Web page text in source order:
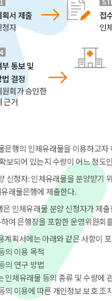
서 제출
자
접
인
통보 및
결정
회가 승인한
근거
은행의 인체유래물을 이용하고
보되어 있는지 수량이 어느 정도
신청자: 인체유래물을 분양받
래물은행에 제출한다.
은 인체유래물 분양 신청자가 제
여 은행장을 포함한 운영위원회
계획서에는 아래와 같은 사항이
의 이용 목적
의 연구 방법
인체유래물 등의 종류 및 수량에
의 이용에 따른 개인정보 보호 조